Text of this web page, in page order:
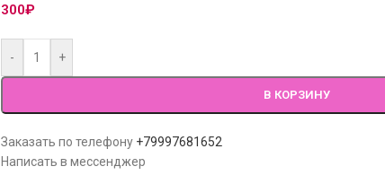
300₽
- +
В КОРЗИНУ
Заказать по телефону +79997681652
Написать в мессенджер